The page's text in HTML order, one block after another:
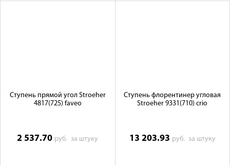
Ступень прямой угол Stroeher
4817(725) faveo
2 537.70 руб.за штуку
Ступень флорентинер угловая
Stroeher 9331(710) crio
13 203.93 руб. за штуку